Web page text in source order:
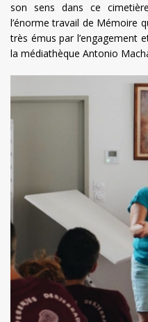
son sens dans ce
l’énorme travail de Mémoire
très émus par l’engagement
la médiathèque Antonio